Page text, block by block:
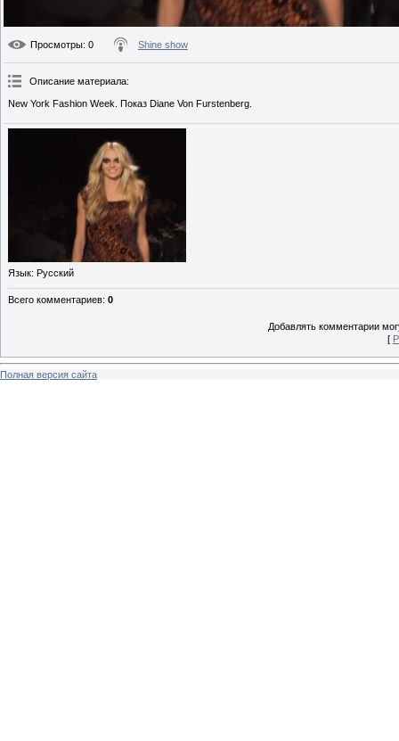
Просмотры: 0 Shine show
Описание материала:
New York Fashion Week. Показ Diane Von Furstenberg.
Язык: Русский
Всего комментариев: 0
Добавлять комментарии
[
Полная версия сайта